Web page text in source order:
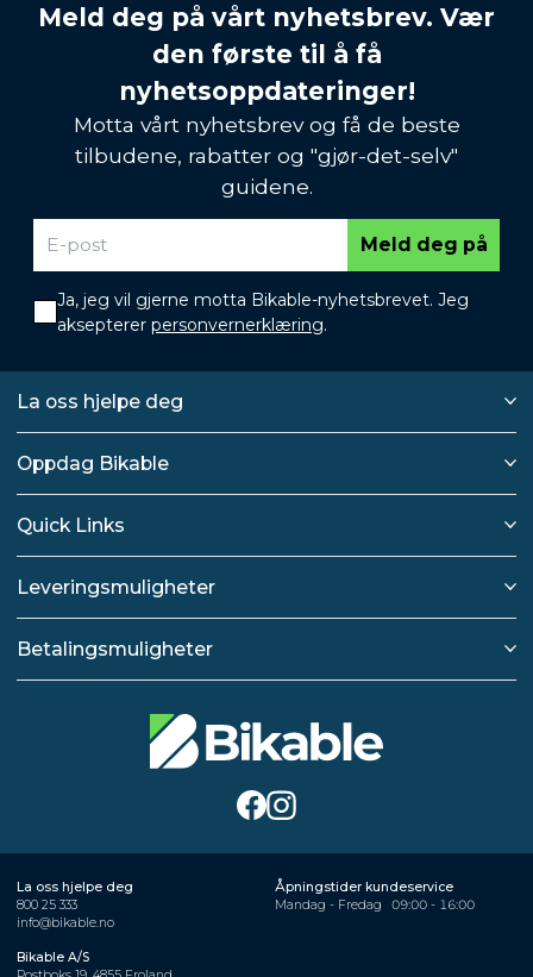
Meld deg på vårt nyhetsbrev. Vær
den første til å få
nyhetsoppdateringer!
Motta vårt nyhetsbrev og få de beste
tilbudene, rabatter og "gjør-det-selv"
guidene.
Meld deg på
Ja, jeg vil gjerne motta Bikable-nyhetsbrevet. Jeg
aksepterer personvernerklæring.
La oss hjelpe deg
Oppdag Bikable
Quick Links
Leveringsmuligheter
Betalingsmuligheter
La oss hjelpe deg
800 25 333
info@bikable.no
Åpningstider kundeservice
Mandag - Fredag
09:00 - 16:00
Bikable A/S